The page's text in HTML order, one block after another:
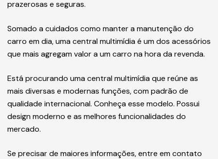
prazerosas e seguras.
Somado a cuidados como manter a manutenção do
carro em dia, uma central multimídia é um dos acessórios
que mais agregam valor a um carro na hora da revenda.
Está procurando uma central multimídia que reúne as
mais diversas e modernas funções, com padrão de
qualidade internacional. Conheça esse modelo. Possui
design moderno e as melhores funcionalidades do
mercado.
Se precisar de maiores informações, entre em contato